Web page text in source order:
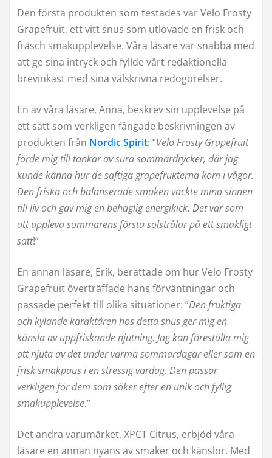
Den första produkten som testades var Velo Frosty
Grapefruit, ett vitt snus som utlovade en frisk och
fräsch smakupplevelse. Våra läsare var snabba med
att ge sina intryck och fyllde vårt redaktionella
brevinkast med sina välskrivna redogörelser.
En av våra läsare, Anna, beskrev sin upplevelse på
ett sätt som verkligen fångade beskrivningen av
produkten från Nordic Spirit: ”Velo Frosty Grapefruit
förde mig till tankar av sura sommardrycker, där jag
kunde känna hur de saftiga grapefrukterna kom i vågor.
Den friska och balanserade smaken väckte mina sinnen
till liv och gav mig en behaglig energikick. Det var som
att uppleva sommarens första solstrålar på ett smakligt
sätt!”
En annan läsare, Erik, berättade om hur Velo Frosty
Grapefruit överträffade hans förväntningar och
passade perfekt till olika situationer: ”Den fruktiga
och kylande karaktären hos detta snus ger mig en
känsla av uppfriskande njutning. Jag kan föreställa mig
att njuta av det under varma sommardagar eller som en
frisk smakpaus i en stressig vardag. Den passar
verkligen för dem som söker efter en unik och fyllig
smakupplevelse.”
Det andra varumärket, XPCT Citrus, erbjöd våra
läsare en annan nyans av smaker och känslor. Med